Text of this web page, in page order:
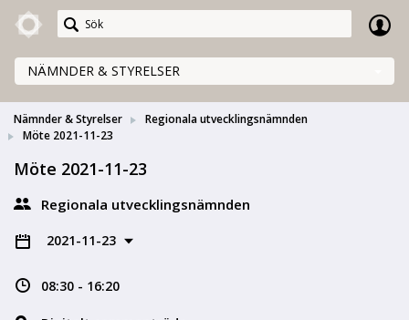
Meetings+
NÄMNDER & STYRELSER
Nämnder & Styrelser
Regionala utvecklingsnämnden
Möte 2021-11-23
Möte 2021-11-23
Regionala utvecklingsnämnden
2021-11-23
08:30 - 16:20